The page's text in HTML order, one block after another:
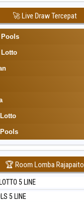
Lottery
Lottery 6d
Lotto
Pools 6d
🚀 Live Draw Tercepat
🏆 Room Lomba Rajapaito
5 LINE
5 LINE